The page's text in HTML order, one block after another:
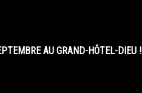
AU GRAND-HÔTEL-DIEU !